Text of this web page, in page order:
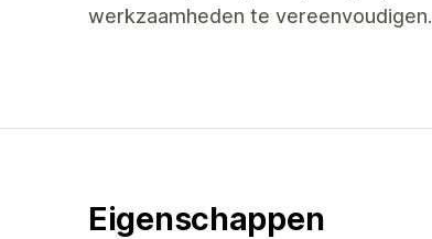
werkzaamheden te vereenvoudigen.
Eigenschappen